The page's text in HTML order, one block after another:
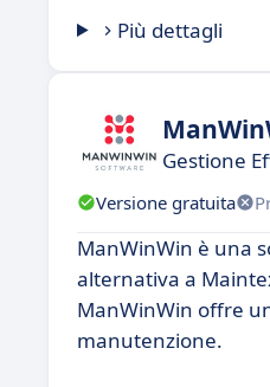
Più dettagli
Gestione
Versione gratuita
ManWinWin è una
alternativa a
ManWinWin offre
manutenzione.